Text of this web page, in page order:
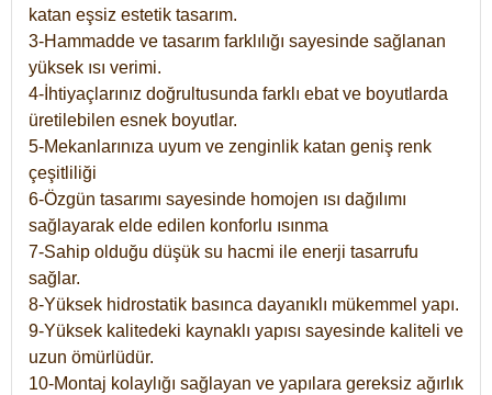
katan eşsiz estetik tasarım.
3-Hammadde ve tasarım farklılığı sayesinde sağlanan
yüksek ısı verimi.
4-İhtiyaçlarınız doğrultusunda farklı ebat ve boyutlarda
üretilebilen esnek boyutlar.
5-Mekanlarınıza uyum ve zenginlik katan geniş renk
çeşitliliği
6-Özgün tasarımı sayesinde homojen ısı dağılımı
sağlayarak elde edilen konforlu ısınma
7-Sahip olduğu düşük su hacmi ile enerji tasarrufu
sağlar.
8-Yüksek hidrostatik basınca dayanıklı mükemmel yapı.
9-Yüksek kalitedeki kaynaklı yapısı sayesinde kaliteli ve
uzun ömürlüdür.
10-Montaj kolaylığı sağlayan ve yapılara gereksiz ağırlık